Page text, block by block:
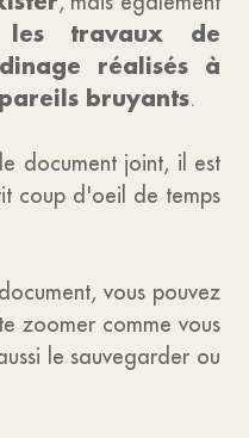
travaux de
réalisés à
bruyants.
document joint, il est
coup d'oeil de temps
vous pouvez
zoomer comme vous
le sauvegarder ou